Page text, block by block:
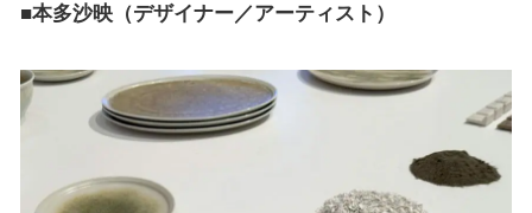
■本多沙映（デザイナー／アーティスト）